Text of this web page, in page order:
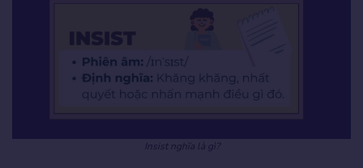
Insist nghĩa là gì?